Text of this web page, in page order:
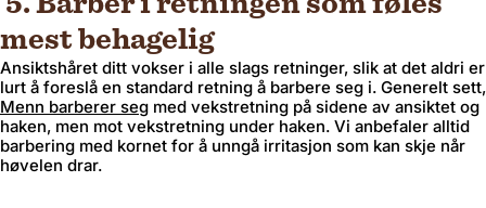
Bekrefte
Endring der du sender til kan oppdatere valuta, fraktalternativer og
mest behagelig
Ansiktshåret ditt vokser i alle slags retninger, slik at det aldri er
lurt å foreslå en standard retning å barbere seg i. Generelt sett,
Menn barberer seg med vekstretning på sidene av ansiktet og
haken, men mot vekstretning under haken. Vi anbefaler alltid
barbering med kornet for å unngå irritasjon som kan skje når
høvelen drar.